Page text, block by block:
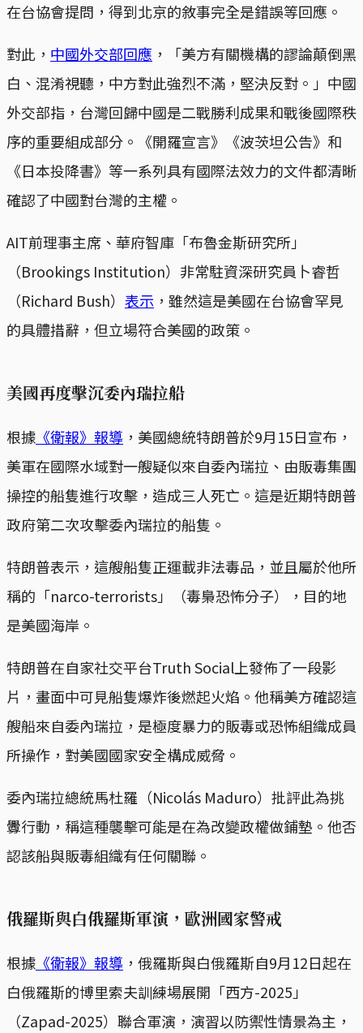
在台協會提問，得到北京的敘事完全是錯誤等回應。
對此， 中國外交部回應 ，「美方有關機構的謬論顛倒黑
白、混淆視聽，中方對此強烈不滿，堅決反對。」中國
外交部指，台灣回歸中國是二戰勝利成果和戰後國際秩
序的重要組成部分。《開羅宣言》《波茨坦公告》和
《日本投降書》等一系列具有國際法效力的文件都清晰
確認了中國對台灣的主權。
AIT前理事主席、華府智庫「布魯金斯研究所」
（Brookings Institution）非常駐資深研究員卜睿哲
（Richard Bush） 表示 ，雖然這是美國在台協會罕見
的具體措辭，但立場符合美國的政策。
美國再度擊沉委內瑞拉船
根據 《衛報》報導 ，美國總統特朗普於9月15日宣布，
美軍在國際水域對一艘疑似來自委內瑞拉、由販毒集團
操控的船隻進行攻擊，造成三人死亡。這是近期特朗普
政府第二次攻擊委內瑞拉的船隻。
特朗普表示，這艘船隻正運載非法毒品，並且屬於他所
稱的「narco-terrorists」（毒梟恐怖分子），目的地
是美國海岸。
特朗普在自家社交平台Truth Social上發佈了一段影
片，畫面中可見船隻爆炸後燃起火焰。他稱美方確認這
艘船來自委內瑞拉，是極度暴力的販毒或恐怖組織成員
所操作，對美國國家安全構成威脅。
委內瑞拉總統馬杜羅（Nicolás Maduro）批評此為挑
釁行動，稱這種襲擊可能是在為改變政權做鋪墊。他否
認該船與販毒組織有任何關聯。
俄羅斯與白俄羅斯軍演，歐洲國家警戒
根據 《衛報》報導 ，俄羅斯與白俄羅斯自9月12日起在
白俄羅斯的博里索夫訓練場展開「西方-2025」
（Zapad-2025）聯合軍演，演習以防禦性情景為主，